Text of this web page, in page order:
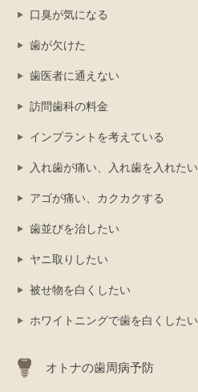
口臭が気になる
歯が欠けた
歯医者に通えない
訪問歯科の料金
インプラントを考えている
入れ歯が痛い、入れ歯を入れたい
アゴが痛い、カクカクする
歯並びを治したい
ヤニ取りしたい
被せ物を白くしたい
ホワイトニングで歯を白くしたい
オトナの歯周病予防